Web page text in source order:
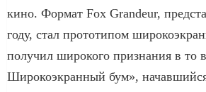
кино. Формат Fox Grandeur,
году, стал прототипом
получил широкого признания в то
Широкоэкранный бум»,